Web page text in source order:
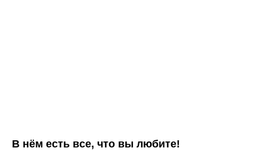
В нём есть все, что вы любите!